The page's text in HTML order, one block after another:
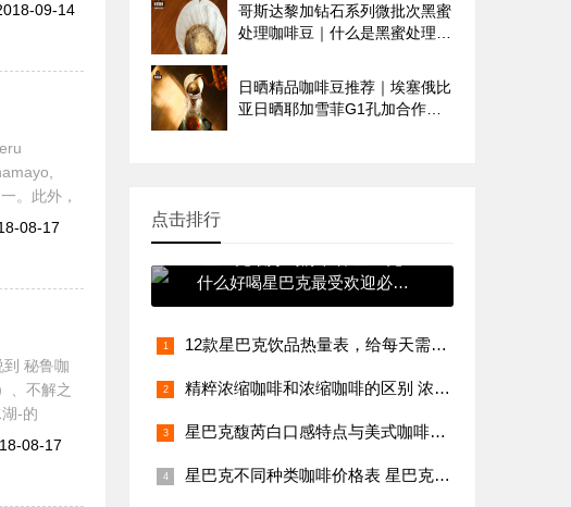
09-14
。此外，
08-17
秘鲁咖
、不解之
-的
08-17
哥斯达黎加钻石系列微批次黑蜜
处理咖啡豆｜什么是黑蜜处理？
日晒精品咖啡豆推荐｜埃塞俄比
亚日晒耶加雪菲G1孔加合作社
点击排行
什么好喝星巴克最受欢迎必点
饮料排行
12款星巴克饮品热量表，给每天需要咖啡又要维持体型的你参考
精粹浓缩咖啡和浓缩咖啡的区别 浓缩咖啡是什么意思 精粹浓缩咖啡
星巴克馥芮白口感特点与美式咖啡，卡布奇诺有什么区别哪个苦
星巴克不同种类咖啡价格表 星巴克菜单